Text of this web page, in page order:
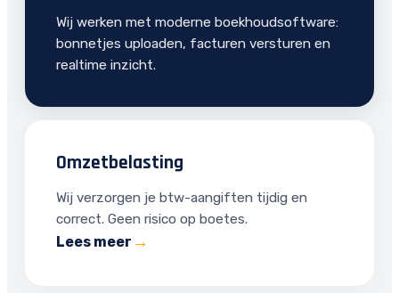
Wij werken met moderne boekhoudsoftware:
bonnetjes uploaden, facturen versturen en
realtime inzicht.
Omzetbelasting
Wij verzorgen je btw-aangiften tijdig en
correct. Geen risico op boetes.
Lees meer